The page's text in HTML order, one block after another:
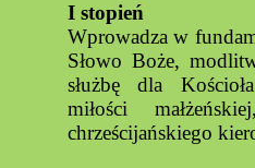
I stopień
Wprowadza w
Słowo Boże,
służbę dla
miłości
chrześcijańskiego